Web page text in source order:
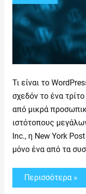
Τι είναι το
σχεδόν το ένα
από μικρά
ιστότοπους
Inc., η New York
μόνο ένα από τα
Περισσότερα »